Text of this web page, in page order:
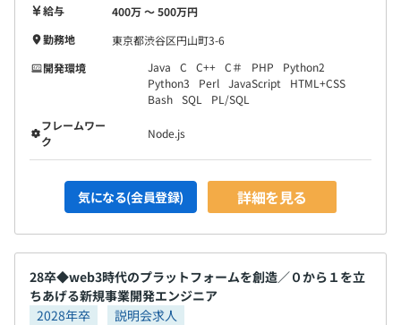
給与
400万 〜 500万円
勤務地
東京都渋谷区円山町3-6
開発環境
Java C C++ C＃ PHP
Python2
Python3
Perl JavaScript
HTML+CSS
Bash SQL
PL/SQL
フレームワー
ク
Node.js
気になる(会員登録) 詳細を見る
28卒◆web3時代のプラットフォームを創造／０から１を立
ちあげる新規事業開発エンジニア
2028年卒
説明会求人